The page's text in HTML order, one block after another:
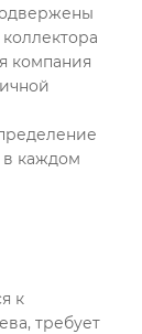
компания
в каждом
к
требует